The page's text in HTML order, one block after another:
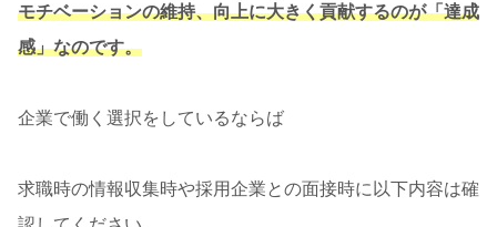
モチベーションの維持、向上に大きく貢献するのが「達成
感」なのです。
企業で働く選択をしているならば
求職時の情報収集時や採用企業との面接時に以下内容は確